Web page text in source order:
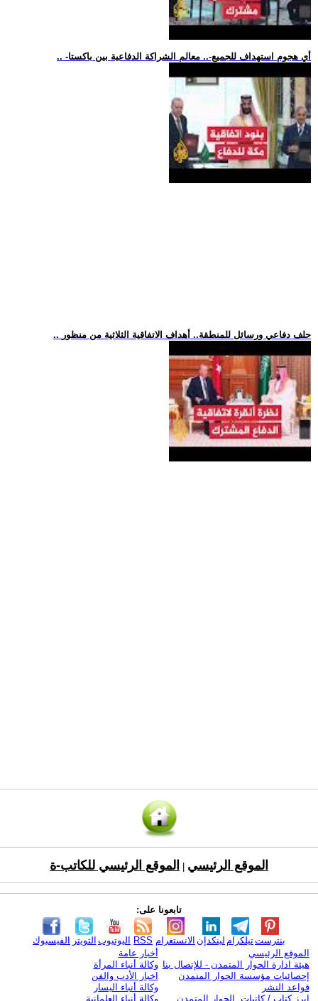
.. -أي هجوم استهداف للجميع-.. معالم الشراكة الدفاعية بين باكستا
.. حلف دفاعي ورسائل للمنطقة.. أهداف الاتفاقية الثلاثية من منظور
الموقع الرئيسي الموقع الرئيسي للكاتب-ة
تابعونا على:
الفيسبوك التويتر اليوتيوب RSS الانستغرام لينكدإن تيلكرامبنترست
الموقع الرئيسي
هيئة ادارة الحوار المتمدن - للإتصال بنا
إحصائيات مؤسسة الحوار المتمدن
قواعد النشر
ابرز كتاب / كاتبات الحوار المتمدن
أخبار عامة
وكالة أنباء المرأة
اخبار الأدب والفن
وكالة أنباء اليسار
وكالة أنباء العلمانية